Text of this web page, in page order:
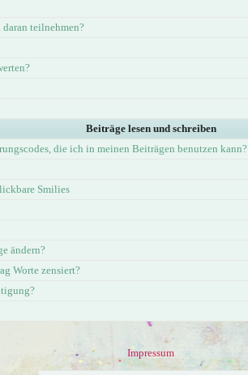
teilnehmen?
Beiträge lesen und schreiben
die ich in meinen Beiträgen benutzen kann?
Smilies
ändern?
Worte zensiert?
Impressum